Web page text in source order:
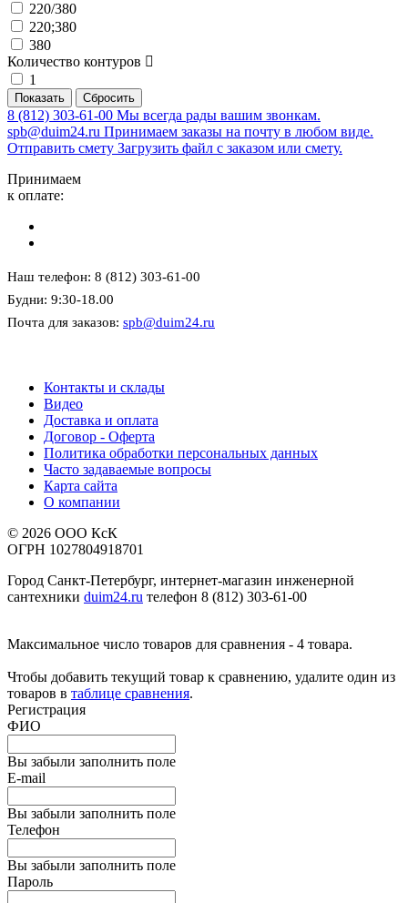
220/380
220;380
380
Количество контуров
1
8 (812) 303-61-00 Мы всегда рады вашим звонкам.
spb@duim24.ru Принимаем заказы на почту в любом виде.
Отправить смету Загрузить файл с заказом или смету.
Принимаем
к оплате:
Наш телефон: 8 (812) 303-61-00
Будни: 9:30-18.00
Почта для заказов: spb@duim24.ru
Контакты и склады
Видео
Доставка и оплата
Договор - Оферта
Политика обработки персональных данных
Часто задаваемые вопросы
Карта сайта
О компании
© 2026 ООО КсК
ОГРН 1027804918701
Город Санкт-Петербург, интернет-магазин инженерной
сантехники duim24.ru телефон 8 (812) 303-61-00
Максимальное число товаров для сравнения - 4 товара.
Чтобы добавить текущий товар к сравнению, удалите один из
товаров в таблице сравнения.
Регистрация
ФИО
Вы забыли заполнить поле
E-mail
Вы забыли заполнить поле
Телефон
Вы забыли заполнить поле
Пароль